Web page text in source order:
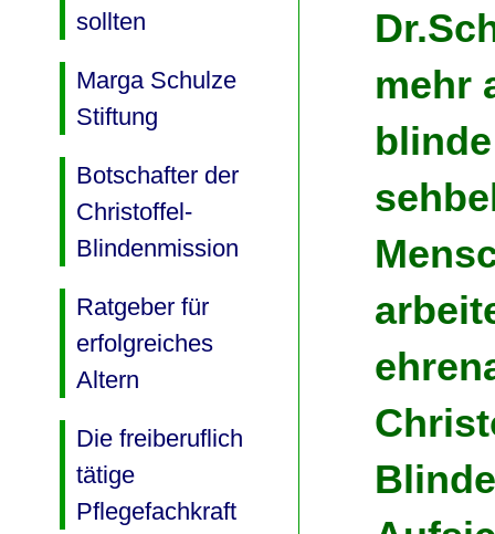
sollten
Marga Schulze
Stiftung
Botschafter der
Christoffel-
Blindenmission
Ratgeber für
erfolgreiches
Altern
Die freiberuflich
tätige
Pflegefachkraft
mehr